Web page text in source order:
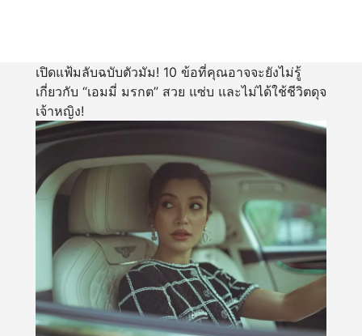
เปิดแฟ้มลับฉบับตัวมัม! 10 ข้อที่คุณอาจจะยังไม่รู้
เกี่ยวกับ “เอมมี่ มรกต” สวย แซ่บ และไม่ได้ใช้ชีวิตดุจ
เจ้าหญิง!